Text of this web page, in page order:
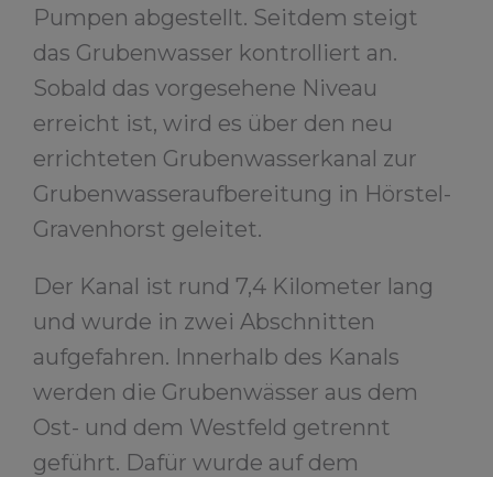
Pumpen abgestellt. Seitdem steigt
das Grubenwasser kontrolliert an.
Sobald das vorgesehene Niveau
erreicht ist, wird es über den neu
errichteten Grubenwasserkanal zur
Grubenwasseraufbereitung in Hörstel-
Gravenhorst geleitet.
Der Kanal ist rund 7,4 Kilometer lang
und wurde in zwei Abschnitten
aufgefahren. Innerhalb des Kanals
werden die Grubenwässer aus dem
Ost- und dem Westfeld getrennt
geführt. Dafür wurde auf dem